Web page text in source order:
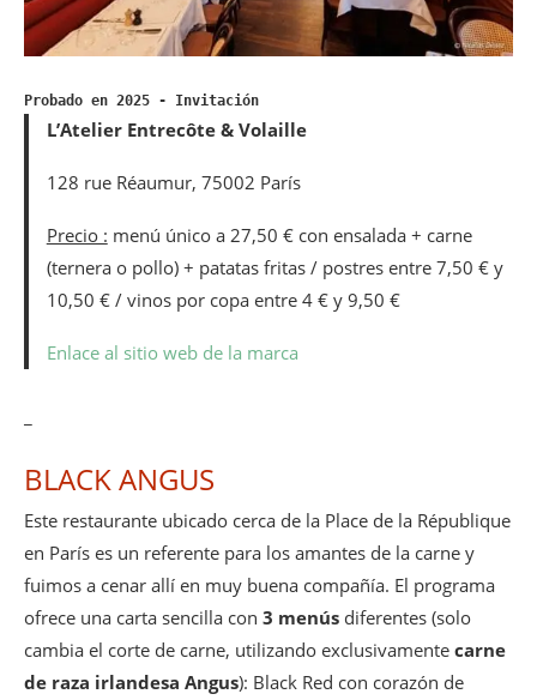
Probado en 2025 - Invitación
L’Atelier Entrecôte & Volaille
128 rue Réaumur, 75002 París
Precio : menú único a 27,50 € con ensalada + carne
(ternera o pollo) + patatas fritas / postres entre 7,50 € y
10,50 € / vinos por copa entre 4 € y 9,50 €
Enlace al sitio web de la marca
BLACK ANGUS
Este restaurante ubicado cerca de la Place de la République
en París es un referente para los amantes de la carne y
fuimos a cenar allí en muy buena compañía. El programa
ofrece una carta sencilla con 3 menús diferentes (solo
cambia el corte de carne, utilizando exclusivamente carne
de raza irlandesa Angus): Black Red con corazón de